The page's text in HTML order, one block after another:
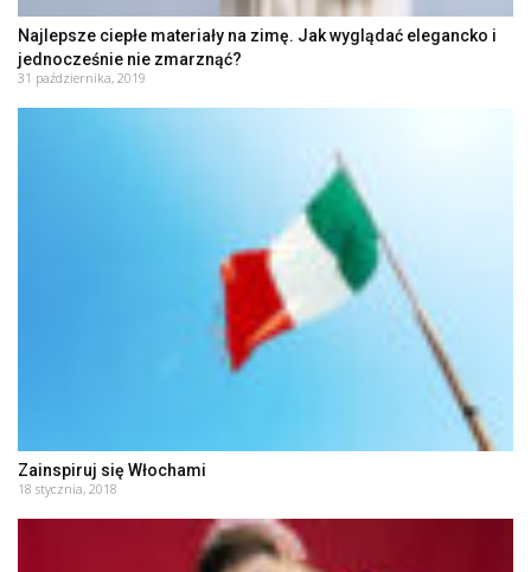
Najlepsze ciepłe materiały na zimę. Jak wyglądać elegancko i
jednocześnie nie zmarznąć?
31 października, 2019
Zainspiruj się Włochami
18 stycznia, 2018